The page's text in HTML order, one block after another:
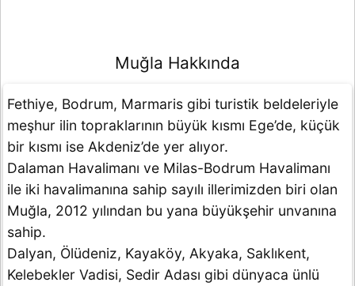
Muğla Hakkında
Fethiye, Bodrum, Marmaris gibi turistik beldeleriyle
meşhur ilin topraklarının büyük kısmı Ege’de, küçük
bir kısmı ise Akdeniz’de yer alıyor.
Dalaman Havalimanı ve Milas-Bodrum Havalimanı
ile iki havalimanına sahip sayılı illerimizden biri olan
Muğla, 2012 yılından bu yana büyükşehir unvanına
sahip.
Dalyan, Ölüdeniz, Kayaköy, Akyaka, Saklıkent,
Kelebekler Vadisi, Sedir Adası gibi dünyaca ünlü